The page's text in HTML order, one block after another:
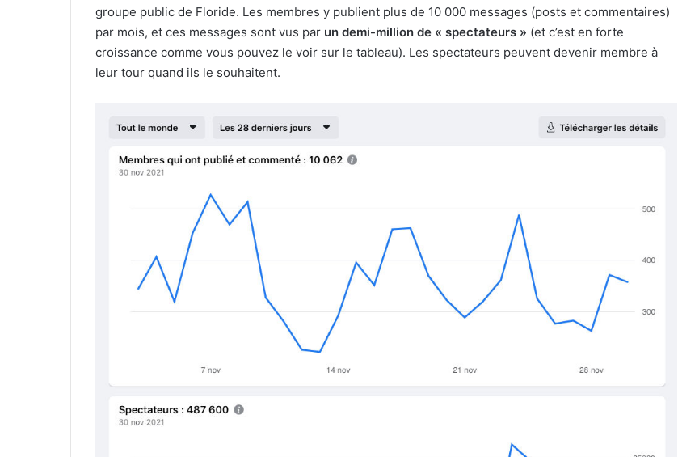
groupe public de Floride. Les membres y publient plus de 10 000 messages (posts et commentaires)
par mois, et ces messages sont vus par un demi-million de « spectateurs » (et c’est en forte
croissance comme vous pouvez le voir sur le tableau). Les spectateurs peuvent devenir membre à
leur tour quand ils le souhaitent.